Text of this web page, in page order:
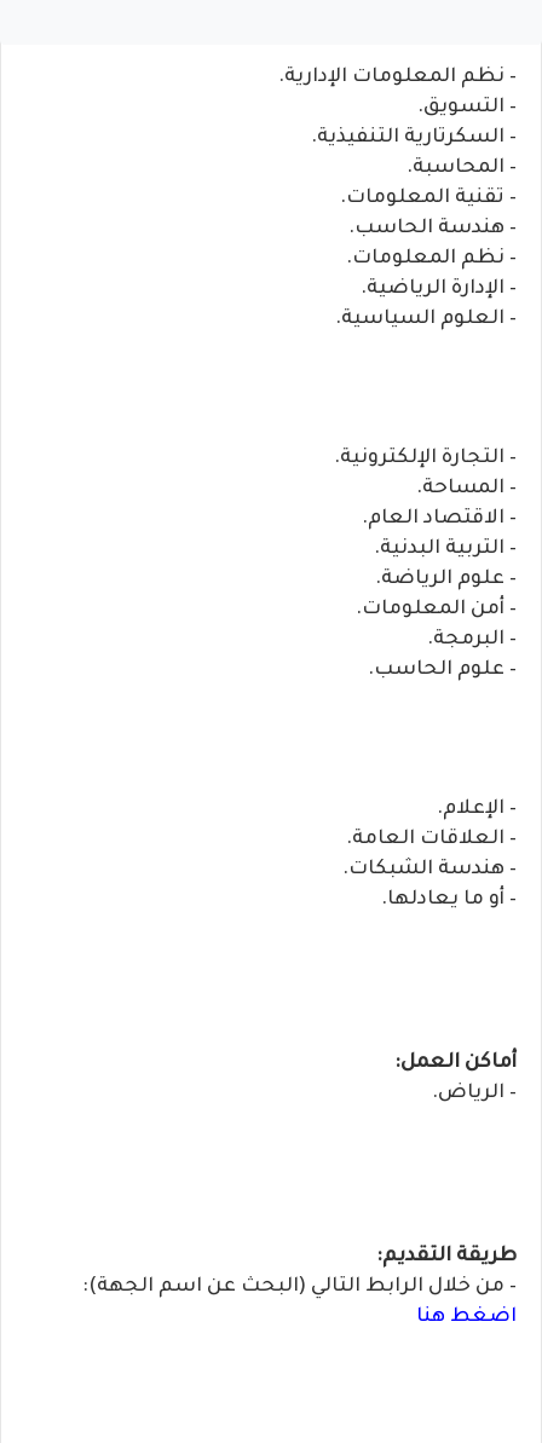
– نظم المعلومات الإدارية.
– التسويق.
– السكرتارية التنفيذية.
– المحاسبة.
– تقنية المعلومات.
– هندسة الحاسب.
– نظم المعلومات.
– الإدارة الرياضية.
– العلوم السياسية.
– التجارة الإلكترونية.
– المساحة.
– الاقتصاد العام.
– التربية البدنية.
– علوم الرياضة.
– أمن المعلومات.
– البرمجة.
– علوم الحاسب.
– الإعلام.
– العلاقات العامة.
– هندسة الشبكات.
– أو ما يعادلها.
أماكن العمل:
– الرياض.
طريقة التقديم:
– من خلال الرابط التالي (البحث عن اسم الجهة):
اضغط هنا